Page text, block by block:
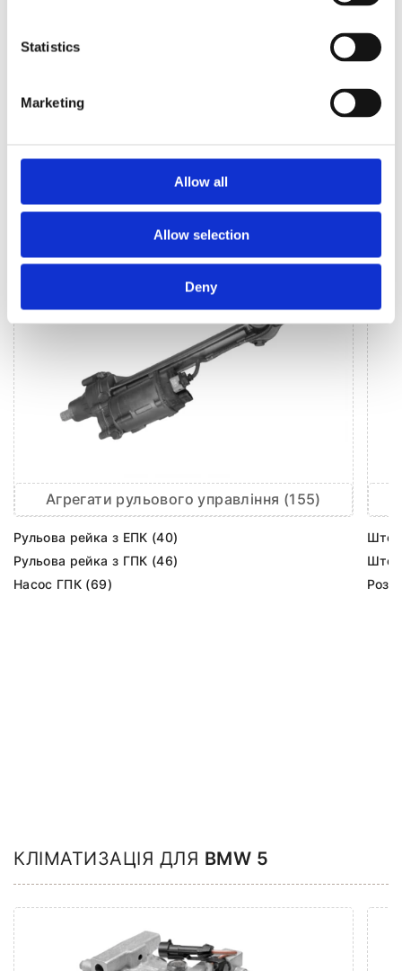
Statistics
Marketing
Allow all
Allow selection
Deny
Електрички (1)
РУЛЬОВЕ УПРАВЛІННЯ ДЛЯ
Агрегати рульового управління (155)
Рульова рейка з ЕПК (40)
Рульова рейка з ГПК (46)
Насос ГПК (69)
Шток
Шток
КЛІМАТИЗАЦІЯ ДЛЯ BMW 5